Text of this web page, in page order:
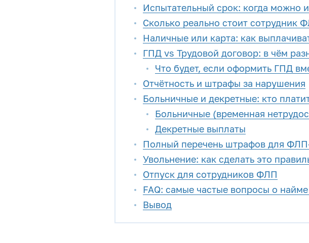
Испытательный срок: когда можно
Сколько реально стоит сотрудник
Наличные или карта: как
ГПД vs Трудовой договор: в чём
Что будет, если оформить ГПД
Отчётность и штрафы за нарушения
Больничные и декретные: кто
Больничные (временная
Декретные выплаты
Полный перечень штрафов для
Увольнение: как сделать это
Отпуск для сотрудников ФЛП
FAQ: самые частые вопросы о
Вывод